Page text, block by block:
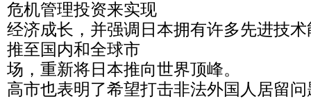
危机管理投资来实现
经济成长，并强调日本拥有许多先进技
推至国内和全球市
场，重新将日本推向世界顶峰。
高市也表明了希望打击非法外国人居留